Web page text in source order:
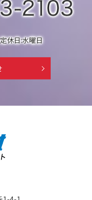
休日:水曜日